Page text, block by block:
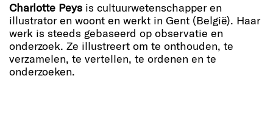
Charlotte Peys is cultuurwetenschapper en
illustrator en woont en werkt in Gent (België). Haar
werk is steeds gebaseerd op observatie en
onderzoek. Ze illustreert om te onthouden, te
verzamelen, te vertellen, te ordenen en te
onderzoeken.